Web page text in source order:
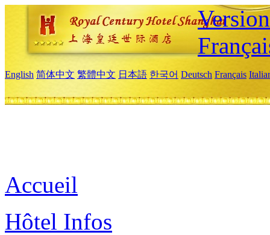
English 简体中文 繁體中文 日本語 한국어 Deutsch Français
Accueil
Hôtel Infos